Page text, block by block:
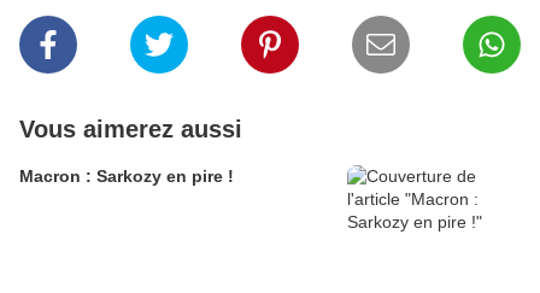
Vous aimerez aussi
Macron : Sarkozy en pire !